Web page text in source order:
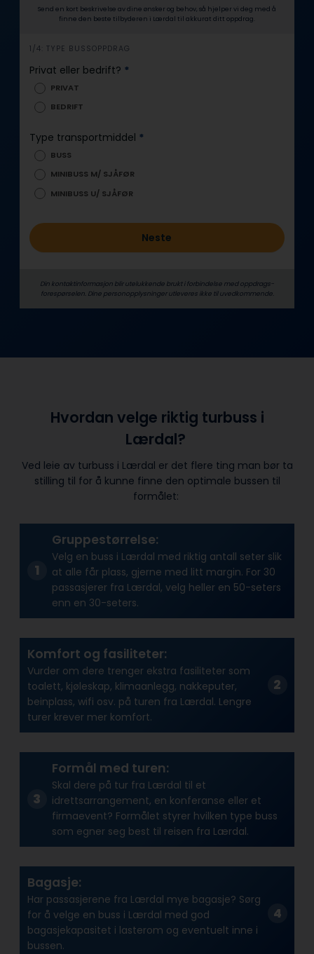
Send en kort beskrivelse av dine ønsker og behov, så hjelper vi deg med å
finne den beste tilbyderen i Lærdal til akkurat ditt oppdrag.
i
n
o
d
1/4: TYPE BUSSOPPDRAG
Privat eller bedrift? *
PRIVAT
BEDRIFT
Type transportmiddel *
BUSS
MINIBUSS M/ SJÅFØR
MINIBUSS U/ SJÅFØR
Neste
Din kontaktinformasjon blir utelukkende brukt i forbindelse med oppdrags­
forespørselen. Dine person­­opplysninger utleveres ikke til uvedkommende.
Hvordan velge riktig turbuss i
Lærdal?
Ved leie av turbuss i Lærdal er det flere ting man bør ta
stilling til for å kunne finne den optimale bussen til
formålet:
Gruppestørrelse:
Velg en buss i Lærdal med riktig antall seter slik
at alle får plass, gjerne med litt margin. For 30
passasjerer fra Lærdal, velg heller en 50-seters
enn en 30-seters.
Komfort og fasiliteter:
Vurder om dere trenger ekstra fasiliteter som
toalett, kjøleskap, klimaanlegg, nakkeputer,
beinplass, wifi osv. på turen fra Lærdal. Lengre
turer krever mer komfort.
Formål med turen:
Skal dere på tur fra Lærdal til et
idrettsarrangement, en konferanse eller et
firmaevent? Formålet styrer hvilken type buss
som egner seg best til reisen fra Lærdal.
Bagasje:
Har passasjerene fra Lærdal mye bagasje? Sørg
for å velge en buss i Lærdal med god
bagasjekapasitet i lasterom og eventuelt inne i
bussen.